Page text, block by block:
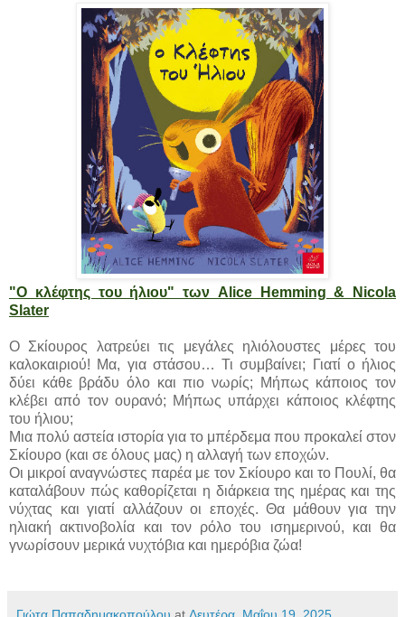
"Ο κλέφτης του ήλιου" των Alice Hemming & Nicola
Slater
Ο Σκίουρος λατρεύει τις μεγάλες ηλιόλουστες μέρες του
καλοκαιριού! Μα, για στάσου… Τι συμβαίνει; Γιατί ο ήλιος
δύει κάθε βράδυ όλο και πιο νωρίς; Μήπως κάποιος τον
κλέβει από τον ουρανό; Μήπως υπάρχει κάποιος κλέφτης
του ήλιου;
Μια πολύ αστεία ιστορία για το μπέρδεμα που προκαλεί στον
Σκίουρο (και σε όλους μας) η αλλαγή των εποχών.
Οι μικροί αναγνώστες παρέα με τον Σκίουρο και το Πουλί, θα
καταλάβουν πώς καθορίζεται η διάρκεια της ημέρας και της
νύχτας και γιατί αλλάζουν οι εποχές. Θα μάθουν για την
ηλιακή ακτινοβολία και τον ρόλο του ισημερινού, και θα
γνωρίσουν μερικά νυχτόβια και ημερόβια ζώα!
Γιώτα Παπαδημακοπούλου at Δευτέρα, Μαΐου 19, 2025